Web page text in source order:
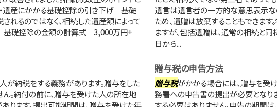
・遺産にかかる基礎控除の引き下げ 基礎
れるのではなく、相続した遺産額によって
基礎控除の金額の計算式 3,000万円+
遺言は遺言者の一方的な意思表示な
ため、遺贈は放棄することもできま
ますが、包括遺贈は、通常の相続と
日から...
が納税をする義務があります。贈与をした
。納付の前に、贈与を受けた人の所在地
贈与税の申告方法
贈与税がかかる場合には、贈与を受
務署への申告書の提出が必要となり